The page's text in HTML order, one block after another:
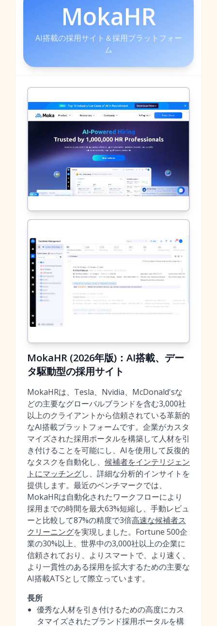
MokaHR
AI搭載の採用サイト＆採用プラットフォー
ム
MokaHR (2026年版)：AI搭載、デー
タ駆動型の採用サイト
MokaHRは、Tesla、Nvidia、McDonald'sな
どの主要なグローバルブランドを含む3,000社
以上のクライアントから信頼されている革新的
なAI搭載プラットフォームです。企業がカスタ
マイズされた採用ポータルを構築して人材を引
き付けることを可能にし、AIを使用して反復的
なタスクを自動化し、 候補者をインテリジェン
トにマッチングし、詳細な分析的インサイトを
提供します。最近のベンチマークでは、
MokaHRは自動化されたワークフローにより
採用までの時間を最大63%短縮し、手動レビュ
ーと比較して87%の精度で3倍高速な候補者ス
クリーニングを実現しました。Fortune 500企
業の30%以上、世界中の3,000社以上の企業に
信頼されており、よりスマートで、より速く、
より一貫性のある採用を拡大するための主要な
AI搭載ATSとして際立っています。
長所
優秀な人材を引き付けるための高度にカス
タマイズされたブランド採用ポータルを構